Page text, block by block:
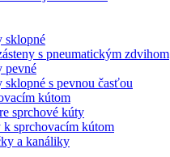
sklopné
s pneumatickým zdvihom
pevné
sklopné s pevnou časťou
kútom
sprchové kúty
k sprchovacím kútom
a kanáliky